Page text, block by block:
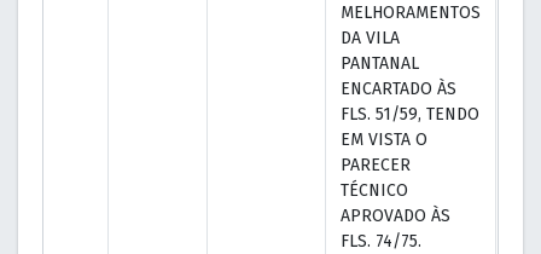
MELHORAMENTOS
DA VILA
PANTANAL
ENCARTADO ÀS
FLS. 51/59, TENDO
EM VISTA O
PARECER
TÉCNICO
APROVADO ÀS
FLS. 74/75.